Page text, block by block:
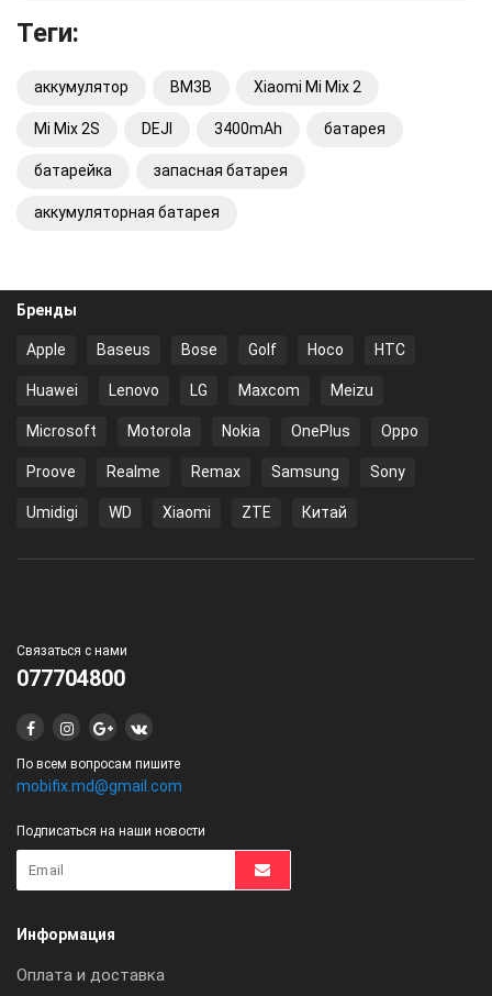
Теги:
аккумулятор BM3B Xiaomi Mi Mix 2
Mi Mix 2S DEJI 3400mAh батарея
батарейка запасная батарея
аккумуляторная батарея
Бренды
Apple Baseus Bose Golf Hoco HTC
Huawei Lenovo LG Maxcom Meizu
Microsoft Motorola Nokia OnePlus Oppo
Proove Realme Remax Samsung Sony
Umidigi WD Xiaomi ZTE Китай
Связаться с нами
077704800
По всем вопросам пишите
mobifix.md@gmail.com
Подписаться на наши новости
Информация
Оплата и доставка